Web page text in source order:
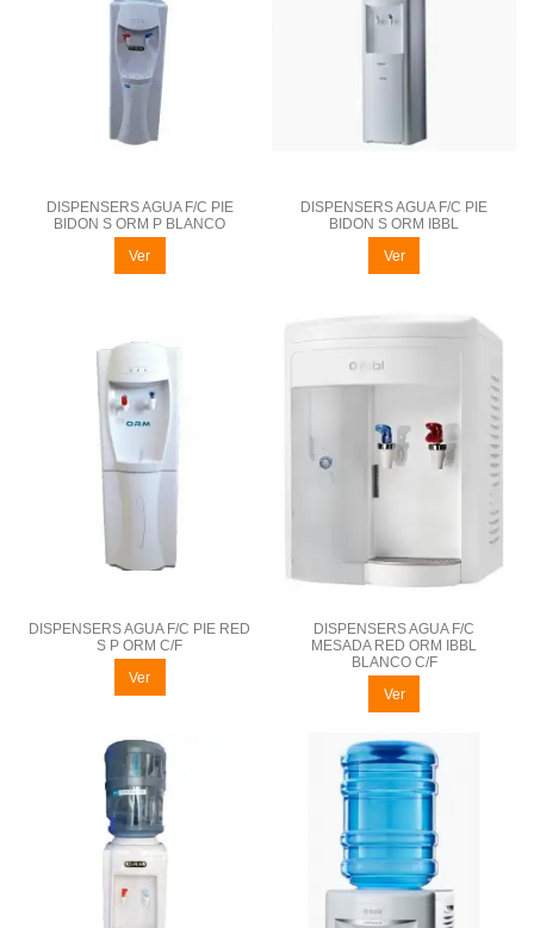
DISPENSERS AGUA F/C PIE
BIDON S ORM P BLANCO
Ver
DISPENSERS AGUA F/C PIE
BIDON S ORM IBBL
Ver
DISPENSERS AGUA F/C PIE RED
S P ORM C/F
Ver
DISPENSERS AGUA F/C
MESADA RED ORM IBBL
BLANCO C/F
Ver